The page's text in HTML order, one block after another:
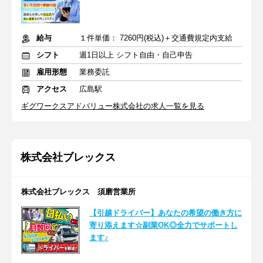
給与
１件単価： 7260円(税込)＋交通費規定内支給
シフト
週1日以上 シフト自由・自己申告
雇用形態
業務委託
アクセス
広島駅
ギグワークスアドバリュー株式会社の求人一覧を見る
株式会社ブレックス
株式会社ブレックス 須磨営業所
【引越ドライバー】あなたの希望の働き方に
寄り添えます☆副業OK◎全力でサポートし
ます♪